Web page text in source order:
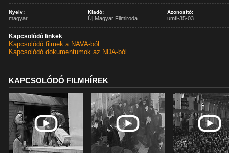
Nyelv:
magyar
Kiadó:
Új Magyar Filmiroda
Azonosító:
umfi-35-03
Kapcsolódó linkek
Kapcsolódó filmek a NAVA-ból
Kapcsolódó dokumentumok az NDA-ból
KAPCSOLÓDÓ FILMHÍREK